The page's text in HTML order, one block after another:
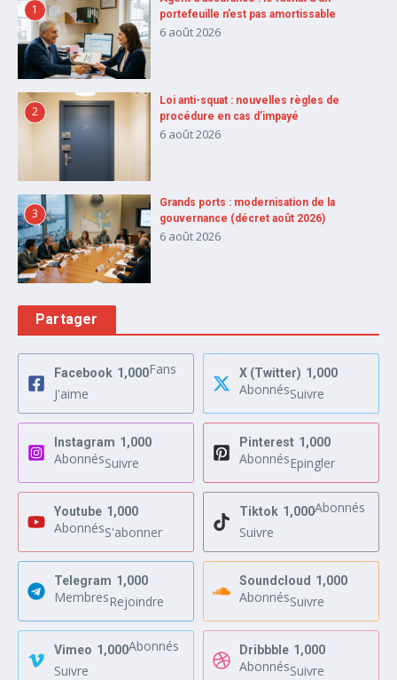
1
portefeuille n’est pas amortissable
6 août 2026
2
Loi anti-squat : nouvelles règles de
procédure en cas d’impayé
6 août 2026
3
Grands ports : modernisation de la
gouvernance (décret août 2026)
6 août 2026
Partager
Facebook 1,000Fans
J'aime
X (Twitter) 1,000
AbonnésSuivre
Instagram 1,000
AbonnésSuivre
Pinterest 1,000
AbonnésEpingler
Youtube 1,000
AbonnésS'abonner
Tiktok 1,000Abonnés
Suivre
Telegram 1,000
MembresRejoindre
Soundcloud 1,000
AbonnésSuivre
Vimeo 1,000Abonnés
Suivre
Dribbble 1,000
AbonnésSuivre